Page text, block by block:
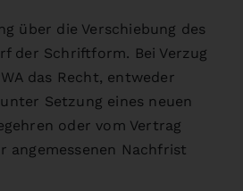
über die Verschiebung des
der Schriftform. Bei Verzug
das Recht, entweder
Setzung eines neuen
oder vom Vertrag
angemessenen Nachfrist